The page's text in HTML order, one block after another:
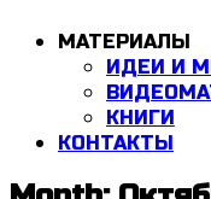
МАТЕРИАЛЫ
ИДЕИ И
КНИГИ
КОНТАКТЫ